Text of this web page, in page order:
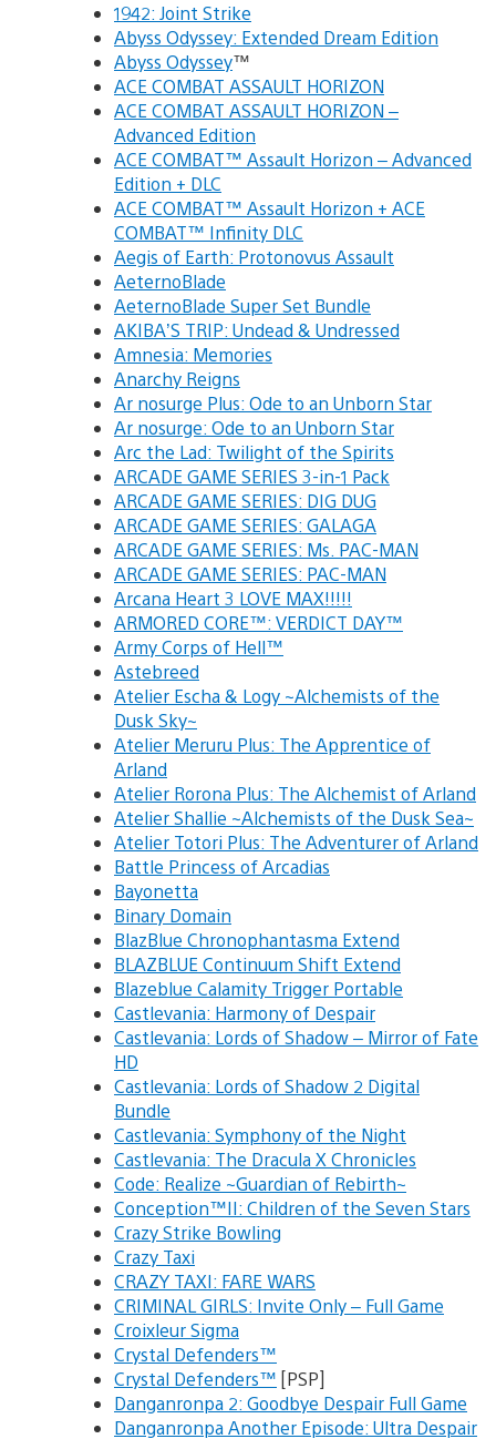
1942: Joint Strike
Abyss Odyssey: Extended Dream Edition
Abyss Odyssey™
ACE COMBAT ASSAULT HORIZON
ACE COMBAT ASSAULT HORIZON –
Advanced Edition
ACE COMBAT™ Assault Horizon – Advanced
Edition + DLC
ACE COMBAT™ Assault Horizon + ACE
COMBAT™ Infinity DLC
Aegis of Earth: Protonovus Assault
AeternoBlade
AeternoBlade Super Set Bundle
AKIBA’S TRIP: Undead & Undressed
Amnesia: Memories
Anarchy Reigns
Ar nosurge Plus: Ode to an Unborn Star
Ar nosurge: Ode to an Unborn Star
Arc the Lad: Twilight of the Spirits
ARCADE GAME SERIES 3-in-1 Pack
ARCADE GAME SERIES: DIG DUG
ARCADE GAME SERIES: GALAGA
ARCADE GAME SERIES: Ms. PAC-MAN
ARCADE GAME SERIES: PAC-MAN
Arcana Heart 3 LOVE MAX!!!!!
ARMORED CORE™: VERDICT DAY™
Army Corps of Hell™
Astebreed
Atelier Escha & Logy ~Alchemists of the
Dusk Sky~
Atelier Meruru Plus: The Apprentice of
Arland
Atelier Rorona Plus: The Alchemist of Arland
Atelier Shallie ~Alchemists of the Dusk Sea~
Atelier Totori Plus: The Adventurer of Arland
Battle Princess of Arcadias
Bayonetta
Binary Domain
BlazBlue Chronophantasma Extend
BLAZBLUE Continuum Shift Extend
Blazeblue Calamity Trigger Portable
Castlevania: Harmony of Despair
Castlevania: Lords of Shadow – Mirror of Fate
HD
Castlevania: Lords of Shadow 2 Digital
Bundle
Castlevania: Symphony of the Night
Castlevania: The Dracula X Chronicles
Code: Realize ~Guardian of Rebirth~
Conception™II: Children of the Seven Stars
Crazy Strike Bowling
Crazy Taxi
CRAZY TAXI: FARE WARS
CRIMINAL GIRLS: Invite Only – Full Game
Croixleur Sigma
Crystal Defenders™
Crystal Defenders™ [PSP]
Danganronpa 2: Goodbye Despair Full Game
Danganronpa Another Episode: Ultra Despair